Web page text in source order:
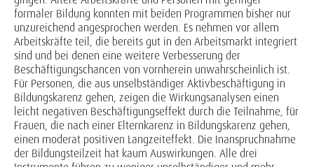
formaler Bildung konnten mit beiden Programmen bisher nur
unzureichend angesprochen werden. Es nehmen vor allem
Arbeitskräfte teil, die bereits gut in den Arbeitsmarkt integriert
sind und bei denen eine weitere Verbesserung der
Beschäftigungschancen von vornherein unwahrscheinlich ist.
Für Personen, die aus unselbständiger Aktivbeschäftigung in
Bildungskarenz gehen, zeigen die Wirkungsanalysen einen
leicht negativen Beschäftigungseffekt durch die Teilnahme, für
Frauen, die nach einer Elternkarenz in Bildungskarenz gehen,
einen moderat positiven Langzeiteffekt. Die Inanspruchnahme
der Bildungsteilzeit hat kaum Auswirkungen. Alle drei